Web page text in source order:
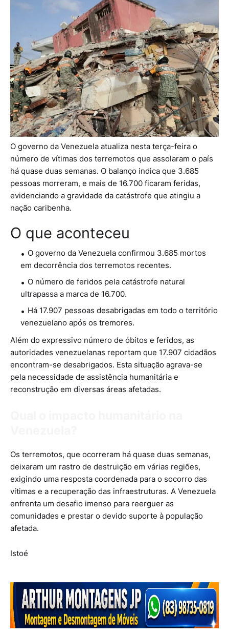
O governo da Venezuela atualiza nesta terça-feira o
número de vítimas dos terremotos que assolaram o país
há quase duas semanas. O balanço indica que 3.685
pessoas morreram, e mais de 16.700 ficaram feridas,
evidenciando a gravidade da catástrofe que atingiu a
nação caribenha.
O que aconteceu
O governo da Venezuela confirmou 3.685 mortos
em decorrência dos terremotos recentes.
O número de feridos pela catástrofe natural
ultrapassa a marca de 16.700.
Há 17.907 pessoas desabrigadas em todo o território
venezuelano após os tremores.
Além do expressivo número de óbitos e feridos, as
autoridades venezuelanas reportam que 17.907 cidadãos
encontram-se desabrigados. Esta situação agrava-se
pela necessidade de assistência humanitária e
reconstrução em diversas áreas afetadas.
Os terremotos, que ocorreram há quase duas semanas,
deixaram um rastro de destruição em várias regiões,
exigindo uma resposta coordenada para o socorro das
vítimas e a recuperação das infraestruturas. A Venezuela
enfrenta um desafio imenso para reerguer as
comunidades e prestar o devido suporte à população
afetada.
Istoé